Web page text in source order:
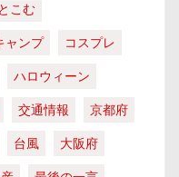
こむ
ャンプ
コスプレ
ハロウィーン
交通情報
京都府
台風
大阪府